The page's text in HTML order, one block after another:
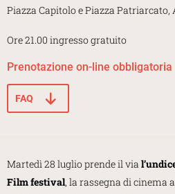
Piazza Capitolo e Piazza Patriarcato,
Ore 21.00 ingresso gratuito
Prenotazione on-line obbligatoria
FAQ
Martedì 28 luglio prende il via
Film festival, la rassegna di cinema